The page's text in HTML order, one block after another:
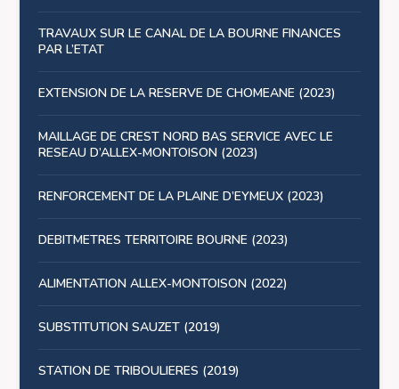
TRAVAUX SUR LE CANAL DE LA BOURNE FINANCES
PAR L’ETAT
EXTENSION DE LA RESERVE DE CHOMEANE (2023)
MAILLAGE DE CREST NORD BAS SERVICE AVEC LE
RESEAU D’ALLEX-MONTOISON (2023)
RENFORCEMENT DE LA PLAINE D’EYMEUX (2023)
DEBITMETRES TERRITOIRE BOURNE (2023)
ALIMENTATION ALLEX-MONTOISON (2022)
SUBSTITUTION SAUZET (2019)
STATION DE TRIBOULIERES (2019)